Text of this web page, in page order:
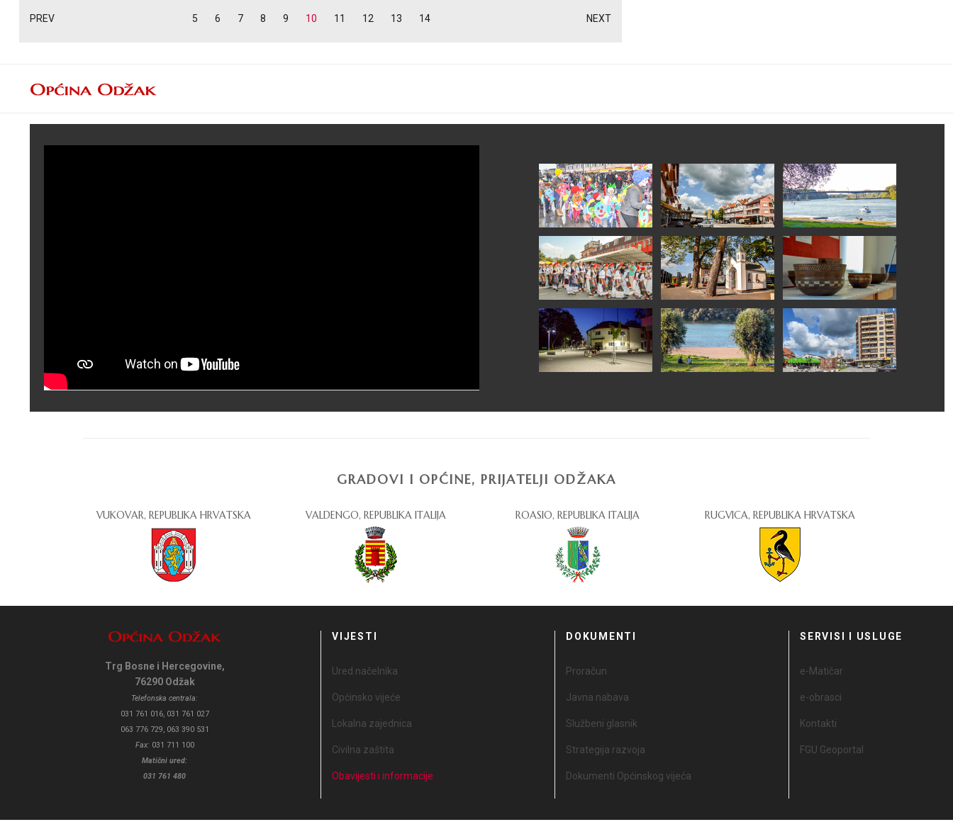
PREV 5 6 7 8 9 10 11 12 13 14 NEXT
GRADOVI I OPĆINE, PRIJATELJI ODŽAKA
VUKOVAR, REPUBLIKA HRVATSKA VALDENGO, REPUBLIKA ITALIJA ROASIO, REPUBLIKA ITALIJA RUGVICA, REPUBLIKA HRVATSKA
Trg Bosne i Hercegovine,
76290 Odžak
Telefonska centrala:
031 761 016, 031 761 027
063 776 729, 063 390 531
Fax: 031 711 100
Matični ured:
031 761 480
VIJESTI
Ured načelnika
Općinsko vijeće
Lokalna zajednica
Civilna zaštita
Obavijesti i informacije
DOKUMENTI
Proračun
Javna nabava
Službeni glasnik
Strategija razvoja
Dokumenti Općinskog vijeća
SERVISI I USLUGE
e-Matičar
e-obrasci
Kontakti
FGU Geoportal